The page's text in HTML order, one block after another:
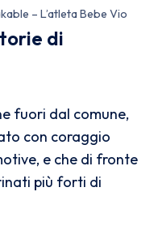
– L’atleta Bebe Vio
di
fuori dal comune,
con coraggio
e che di fronte
più forti di